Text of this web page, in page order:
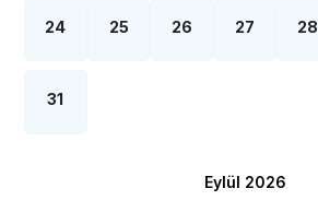
24 25 26 27 28
31
Eylül 2026